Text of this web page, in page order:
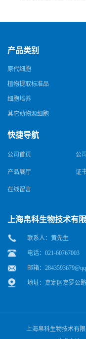
产品类别
原代细胞
植物提取标准品
细胞培养
其它动物源细胞
快捷导航
公司首页 公
产品展厅 证
在线留言
上海帛科生物技术有
联系人：黄先生
电话：021-60767003
邮箱：
地址：嘉定区嘉罗公
上海帛科生物技术有限